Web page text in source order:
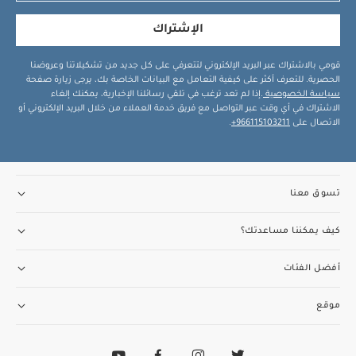
الإشتراك
قومي بالاشتراك عبر البريد الإلكتروني لتتعرفي على كل جديد من تشكيلاتنا وعروضنا
الحصرية. للتعرف أكثر على كيفية التعامل مع البيانات الخاصة بك، يرجى زيارة صفحة
سياسة الخصوصية .إذا لم تعد ترغب في تلقي رسائلنا الإخبارية، يمكنك إلغاء
الاشتراك في أي وقت عبر التواصل مع فريق خدمة العملاء من خلال البريد الإلكتروني أو
الاتصال على 966115103211+
.
تسوق معنا
كيف يمكننا مساعدتك؟
أفضل الفئات
موقع